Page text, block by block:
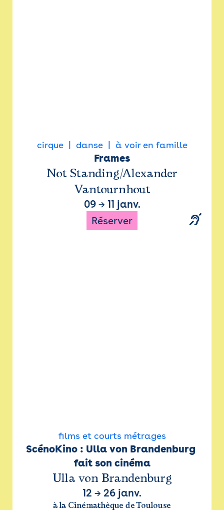
cirque danse à voir en famille
Frames
Not Standing/Alexander
Vantournhout
09→ 11 janv.
Réserver
films et courts métrages
ScénoKino : Ulla von Brandenburg
fait son cinéma
Ulla von Brandenburg
12 → 26 janv.
à la Cinémathèque de Toulouse